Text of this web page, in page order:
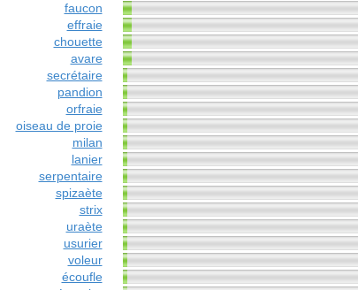
faucon
effraie
chouette
avare
secrétaire
pandion
orfraie
oiseau de proie
milan
lanier
serpentaire
spizaète
strix
uraète
usurier
voleur
écoufle